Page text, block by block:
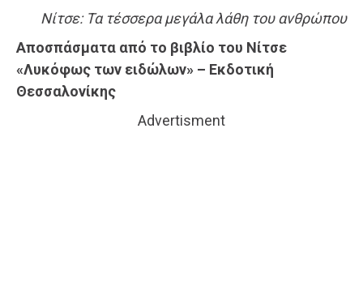
Νίτσε: Τα τέσσερα μεγάλα λάθη του ανθρώπου
Αποσπάσματα από το βιβλίο του Νίτσε
«Λυκόφως των ειδώλων» – Εκδοτική
Θεσσαλονίκης
Advertisment